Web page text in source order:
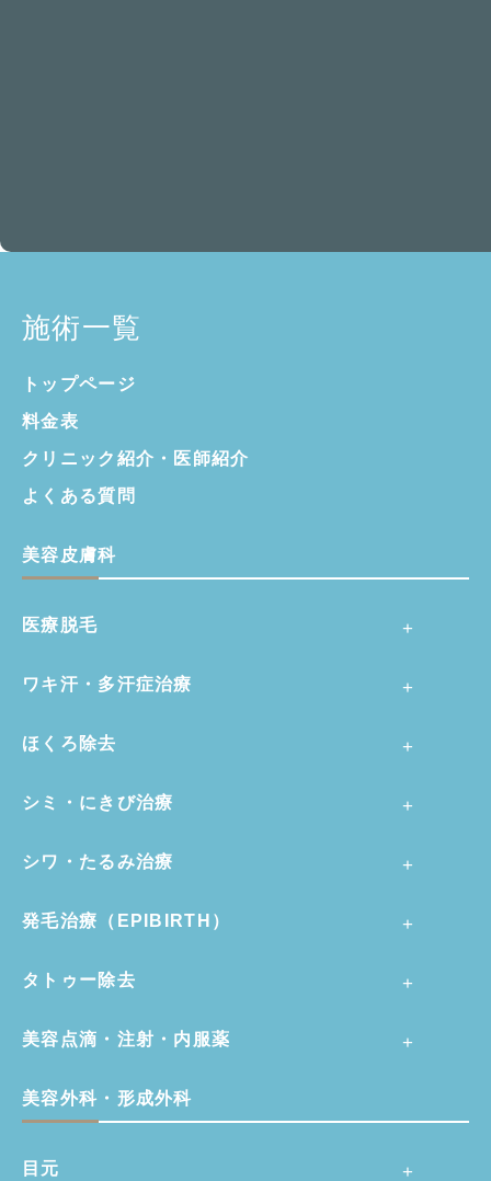
施術一覧
トップページ
料金表
クリニック紹介・ 医師紹介
よくある質問
美容皮膚科
医療脱毛
ワキ汗・多汗症治療
ほくろ除去
シミ・にきび治療
シワ・たるみ治療
発毛治療（EPIBIRTH）
タトゥー除去
美容点滴・注射・内服薬
美容外科・形成外科
目元